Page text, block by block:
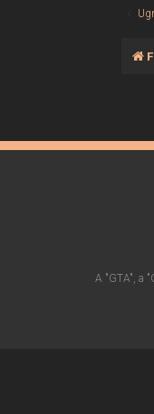
A "GTA", a